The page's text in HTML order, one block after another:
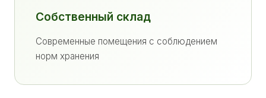
Собственный склад
Современные помещения с соблюдением
норм хранения